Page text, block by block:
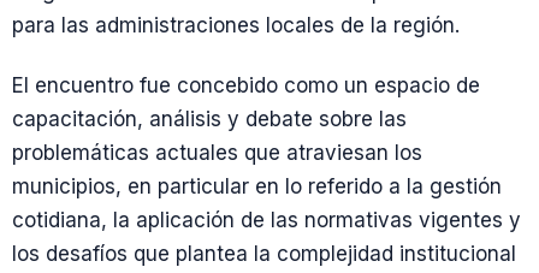
para las administraciones locales de la región.
El encuentro fue concebido como un espacio de
capacitación, análisis y debate sobre las
problemáticas actuales que atraviesan los
municipios, en particular en lo referido a la gestión
cotidiana, la aplicación de las normativas vigentes y
los desafíos que plantea la complejidad institucional